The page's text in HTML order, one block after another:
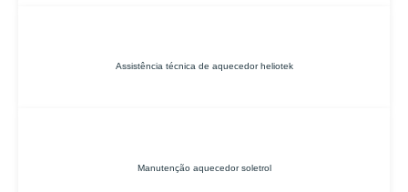
Assistência técnica de aquecedor heliotek
Manutenção aquecedor soletrol